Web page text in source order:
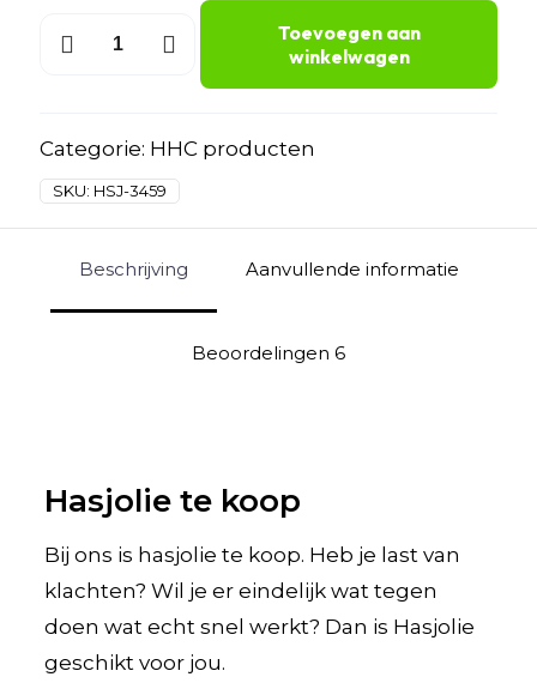
aantal
Toevoegen aan
winkelwagen
Categorie: HHC producten
SKU: HSJ-3459
Beschrijving Aanvullende informatie
Beoordelingen 6
Hasjolie te koop
Bij ons is hasjolie te koop. Heb je last van
klachten? Wil je er eindelijk wat tegen
doen wat echt snel werkt? Dan is Hasjolie
geschikt voor jou.